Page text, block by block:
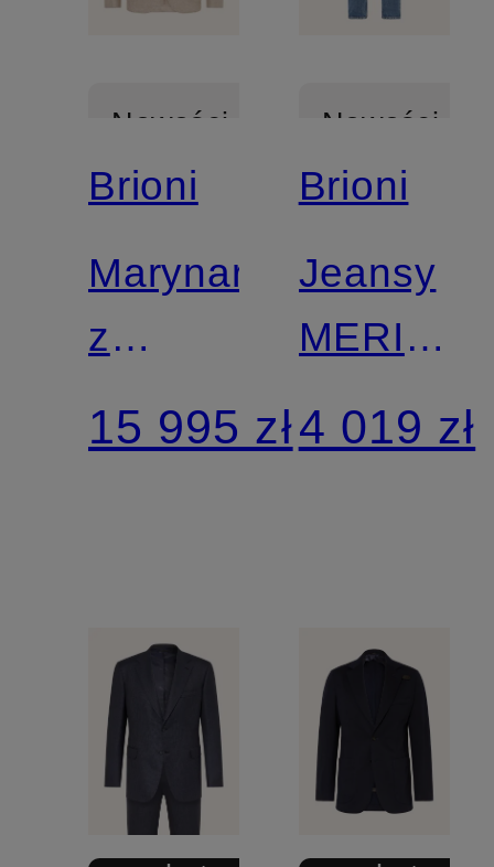
Nowości
Brioni
Marynarka
z
kaszmiru
o kroju
15 995 zł
Nowości
Brioni
Jeansy
MERIBEL
o
4 019 zł